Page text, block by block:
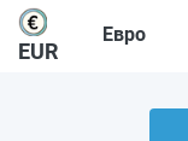
EUR
Евро